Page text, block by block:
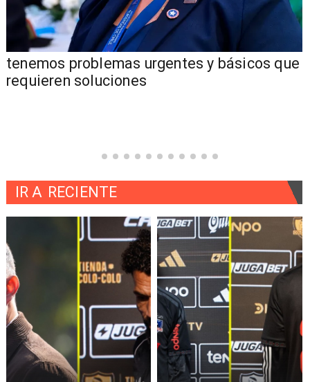
tenemos problemas urgentes y básicos que
requieren soluciones
IR A RECIENTE